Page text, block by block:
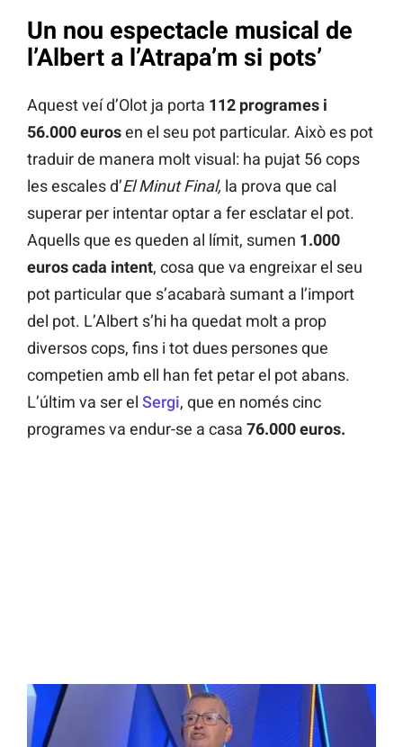
Un nou espectacle musical de
l’Albert a l’Atrapa’m si pots’
Aquest veí d’Olot ja porta 112 programes i
56.000 eurosen el seu pot particular. Això es pot
traduir de manera molt visual: ha pujat 56 cops
les escales d’El Minut Final, la prova que cal
superar per intentar optar a fer esclatar el pot.
Aquells que es queden al límit, sumen 1.000
euros cada intent, cosa que va engreixar el seu
pot particular que s’acabarà sumant a l’import
del pot. L’Albert s’hi ha quedat molt a prop
diversos cops, fins i tot dues persones que
competien amb ell han fet petar el pot abans.
L’últim va ser el Sergi, que en només cinc
programes va endur-se a casa 76.000 euros.